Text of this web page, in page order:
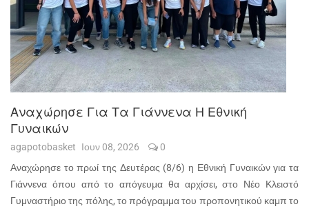
Αναχώρησε Για Τα Γιάννενα Η Εθνική
Γυναικών
agapotobasket Ιουν 08, 2026
0
Αναχώρησε το πρωί της Δευτέρας (8/6) η Εθνική Γυναικών για τα
Γιάννενα όπου από το απόγευμα θα αρχίσει, στο Νέο Κλειστό
Γυμναστήριο της πόλης, το πρόγραμμα του προπονητικού καμπ το